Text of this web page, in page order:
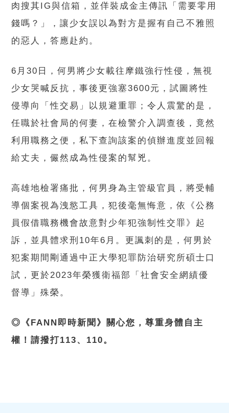
肉搜其IG與信箱，並佯裝成金主傳訊「需要零用
錢嗎？」，讓少女誤以為對方是握有自己不雅照
的惡人，答應赴約。
6月30日，何男將少女載往摩鐵強行性侵，無視
少女哭喊反抗，事後更強塞3600元，試圖將性
侵導向「性交易」以規避重罪；令人震驚的是，
任職於社會局的何妻，在檢警介入調查後，竟然
利用職務之便，私下查詢該案的偵辦進度並回報
給丈夫，儼然成為性侵案的幫兇。
高雄地檢署痛批，何男身為主管級官員，將受輔
導個案視為洩慾工具，犯後毫無悔意，依《公務
員假借職務機會故意對少年犯強制性交罪》起
訴，並具體求刑10年6月。更諷刺的是，何男於
犯案期間剛通過中正大學犯罪防治研究所碩士口
試，更於2023年榮獲衛福部「社會安全網績優
督導」殊榮。
◎《FANN即時新聞》關心您，尊重身體自主
權！請撥打113、110。